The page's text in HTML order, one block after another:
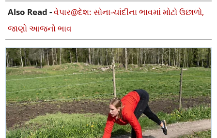
Also Read -વેપાર@દેશ: સોના-ચાંદીના ભાવમાં મોટો ઉછાળો,
જાણો આજનો ભાવ